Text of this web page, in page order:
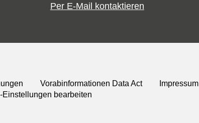
Per E-Mail kontaktieren
Vorabinformationen Data Act
Impressum
Einstellungen bearbeiten